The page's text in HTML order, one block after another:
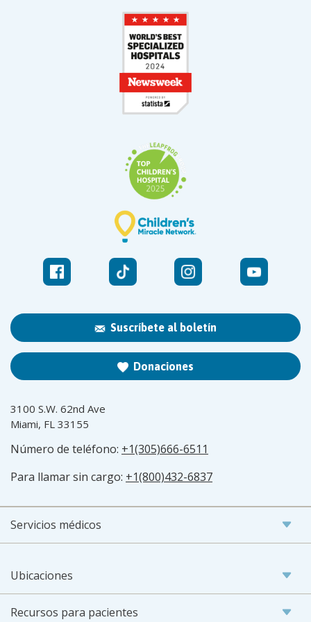
Suscríbete al boletín
Donaciones
3100 S.W. 62nd Ave
Miami, FL 33155
Número de teléfono: +1(305)666-6511
Para llamar sin cargo: +1(800)432-6837
Servicios médicos
Ubicaciones
Recursos para pacientes